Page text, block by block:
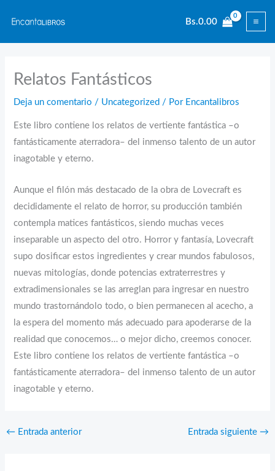
contenido
Bs.0.00
Relatos Fantásticos
Deja un comentario / Uncategorized / Por Encantalibros
Este libro contiene los relatos de vertiente fantástica –o
fantásticamente aterradora– del inmenso talento de un autor
inagotable y eterno.
Aunque el filón más destacado de la obra de Lovecraft es
decididamente el relato de horror, su producción también
contempla matices fantásticos, siendo muchas veces
inseparable un aspecto del otro. Horror y fantasía, Lovecraft
supo dosificar estos ingredientes y crear mundos fabulosos,
nuevas mitologías, donde potencias extraterrestres y
extradimensionales se las arreglan para ingresar en nuestro
mundo trastornándolo todo, o bien permanecen al acecho, a
la espera del momento más adecuado para apoderarse de la
realidad que conocemos… o mejor dicho, creemos conocer.
Este libro contiene los relatos de vertiente fantástica –o
fantásticamente aterradora– del inmenso talento de un autor
inagotable y eterno.
← Entrada anterior Entrada siguiente →